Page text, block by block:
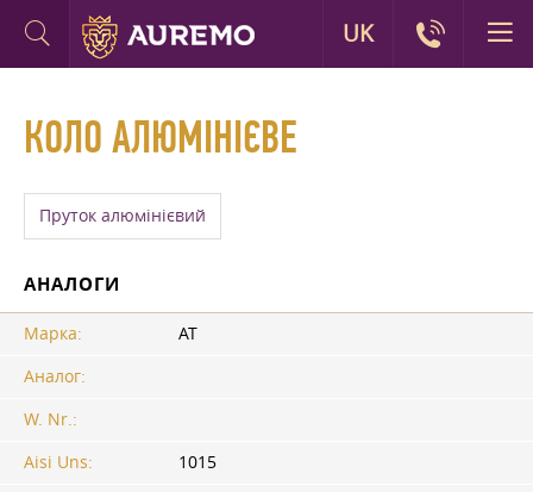
КОЛО АЛЮМІНІЄВЕ
Пруток алюмінієвий
АНАЛОГИ
Марка:
АТ
Аналог:
W. Nr.:
Aisi Uns:
1015
UK